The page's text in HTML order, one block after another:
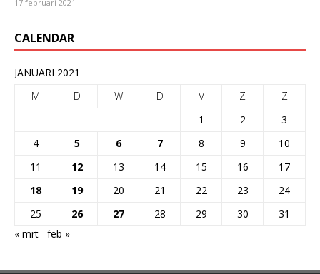
17 februari 2021
CALENDAR
JANUARI 2021
M
D W D V Z
Z
1
2
3
4
5 6 7 8 9
10
11
12 13 14 15 16
17
18
19 20 21 22 23
24
25
26 27 28 29 30
31
« mrt
feb »